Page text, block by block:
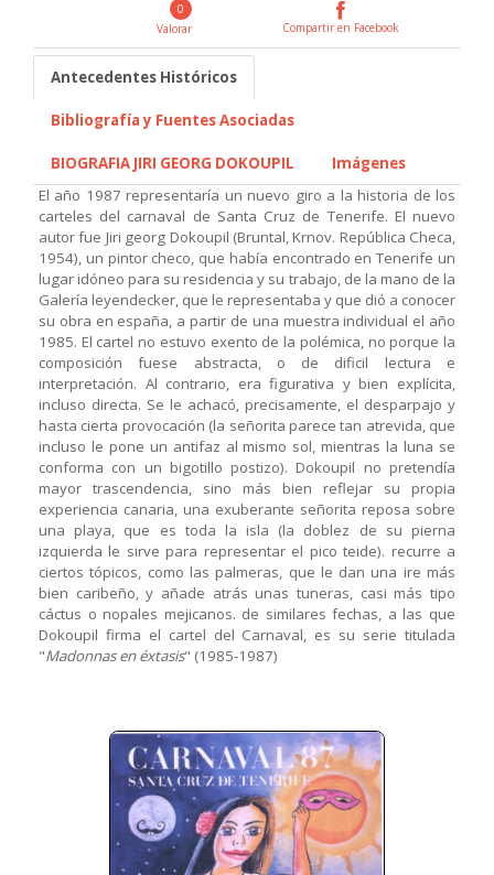
0
Valorar
Compartir en Facebook
Antecedentes Históricos
Bibliografía y Fuentes Asociadas
BIOGRAFIA JIRI GEORG DOKOUPIL
Imágenes
El año 1987 representaría un nuevo giro a la historia de los
carteles del carnaval de Santa Cruz de Tenerife. El nuevo
autor fue Jiri georg Dokoupil (Bruntal, Krnov. República Checa,
1954), un pintor checo, que había encontrado en Tenerife un
lugar idóneo para su residencia y su trabajo, de la mano de la
Galería leyendecker, que le representaba y que dió a conocer
su obra en españa, a partir de una muestra individual el año
1985. El cartel no estuvo exento de la polémica, no porque la
composición fuese abstracta, o de dificil lectura e
interpretación. Al contrario, era figurativa y bien explícita,
incluso directa. Se le achacó, precisamente, el desparpajo y
hasta cierta provocación (la señorita parece tan atrevida, que
incluso le pone un antifaz al mismo sol, mientras la luna se
conforma con un bigotillo postizo). Dokoupil no pretendía
mayor trascendencia, sino más bien reflejar su propia
experiencia canaria, una exuberante señorita reposa sobre
una playa, que es toda la isla (la doblez de su pierna
izquierda le sirve para representar el pico teide). recurre a
ciertos tópicos, como las palmeras, que le dan una ire más
bien caribeño, y añade atrás unas tuneras, casi más tipo
cáctus o nopales mejicanos. de similares fechas, a las que
Dokoupil firma el cartel del Carnaval, es su serie titulada
"Madonnas en éxtasis" (1985-1987)